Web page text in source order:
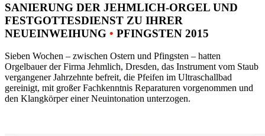
SANIERUNG DER JEHMLICH-ORGEL UND
FESTGOTTESDIENST ZU IHRER
NEUEINWEIHUNG • PFINGSTEN 2015
Sieben Wochen – zwischen Ostern und Pfingsten – hatten
Orgelbauer der Firma Jehmlich, Dresden, das Instrument vom Staub
vergangener Jahrzehnte befreit, die Pfeifen im Ultraschallbad
gereinigt, mit großer Fachkenntnis Reparaturen vorgenommen und
den Klangkörper einer Neuintonation unterzogen.